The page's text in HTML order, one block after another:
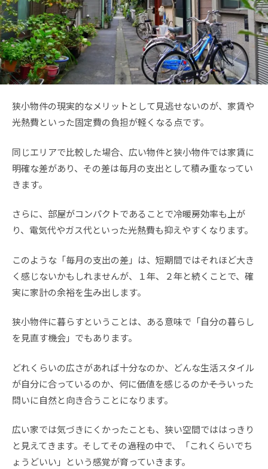
狭小物件の現実的なメリットとして見逃せないのが、家賃や
光熱費といった固定費の負担が軽くなる点です。
同じエリアで比較した場合、広い物件と狭小物件では家賃に
明確な差があり、その差は毎月の支出として積み重なってい
きます。
さらに、部屋がコンパクトであることで冷暖房効率も上が
り、電気代やガス代といった光熱費も抑えやすくなります。
このような「毎月の支出の差」は、短期間ではそれほど大き
く感じないかもしれませんが、１年、２年と続くことで、確
実に家計の余裕を生み出します。
狭小物件に暮らすということは、ある意味で「自分の暮らし
を見直す機会」でもあります。
どれくらいの広さがあれば十分なのか、どんな生活スタイル
が自分に合っているのか、何に価値を感じるのか――そういった
問いに自然と向き合うことになります。
広い家では気づきにくかったことも、狭い空間でははっきり
と見えてきます。そしてその過程の中で、「これくらいでち
ょうどいい」という感覚が育っていきます。